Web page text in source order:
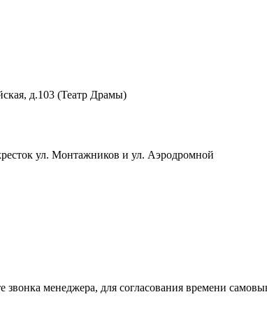
д.103 (Театр Драмы)
ул. Монтажников и ул. Аэродромной
звонка менеджера, для согласования времени